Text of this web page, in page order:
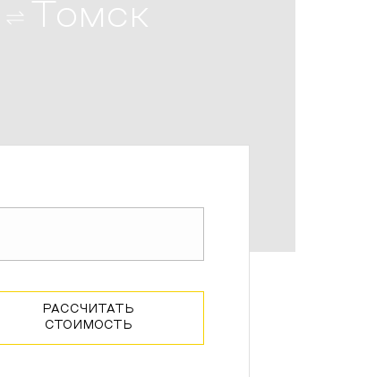
Томск
РАССЧИТАТЬ
СТОИМОСТЬ